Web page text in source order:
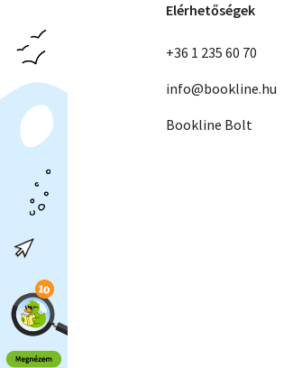
Elérhetőségek
+36 1 235 60 70
info@bookline.hu
Bookline Bolt